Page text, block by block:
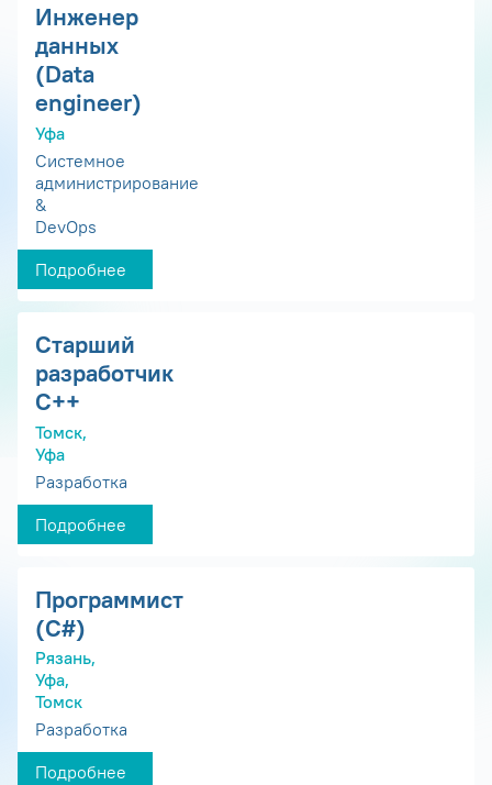
Инженер
данных
(Data
engineer)
Уфа
Системное
администрирование
&
DevOps
Подробнее
Старший
разработчик
С++
Томск,
Уфа
Разработка
Подробнее
Программист
(С#)
Рязань,
Уфа,
Томск
Разработка
Подробнее